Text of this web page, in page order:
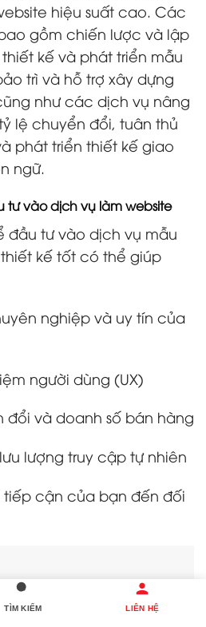
hiệu suất cao. Các
gồm chiến lược và lập
kế và phát triển mẫu
trì và hỗ trợ xây dựng
như các dịch vụ nâng
lệ chuyển đổi, tuân thủ
phát triển thiết kế giao
ngữ.
tư vào dịch vụ làm website
đầu tư vào dịch vụ mẫu
kế tốt có thể giúp
nghiệp và uy tín của
người dùng (UX)
đổi và doanh số bán hàng
lượng truy cập tự nhiên
tiếp cận của bạn đến đối
TÌM KIẾM LIÊN HỆ